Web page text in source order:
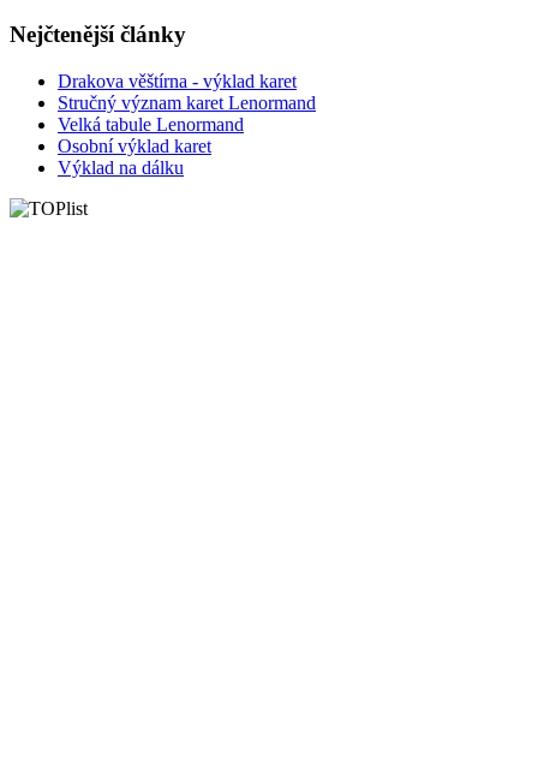
Nejčtenější články
Drakova věštírna - výklad karet
Stručný význam karet Lenormand
Velká tabule Lenormand
Osobní výklad karet
Výklad na dálku